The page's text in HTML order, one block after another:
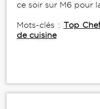
ce soir sur M6 pour
Mots-clés : Top
de cuisine